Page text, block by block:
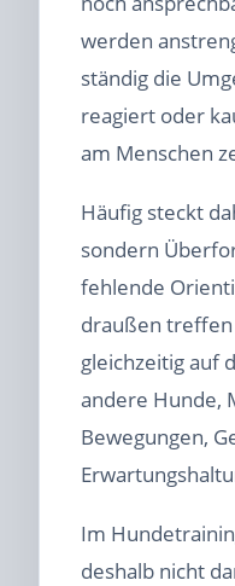
werden
ständig die
reagiert oder
am Menschen
Häufig steckt
sondern
fehlende
draußen
gleichzeitig auf
andere Hunde,
Bewegungen,
Im
deshalb nicht